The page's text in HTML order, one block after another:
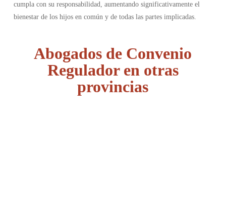
cumpla con su responsabilidad, aumentando significativamente el
bienestar de los hijos en común y de todas las partes implicadas.
Abogados de Convenio
Regulador en otras
provincias